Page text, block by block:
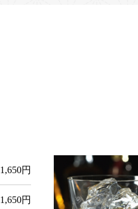
1,650円
1,650円